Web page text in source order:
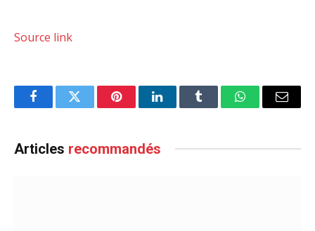
Source link
FacebookTwitter PinterestLinkedInTumblr WhatsAppEmail
Articles recommandés